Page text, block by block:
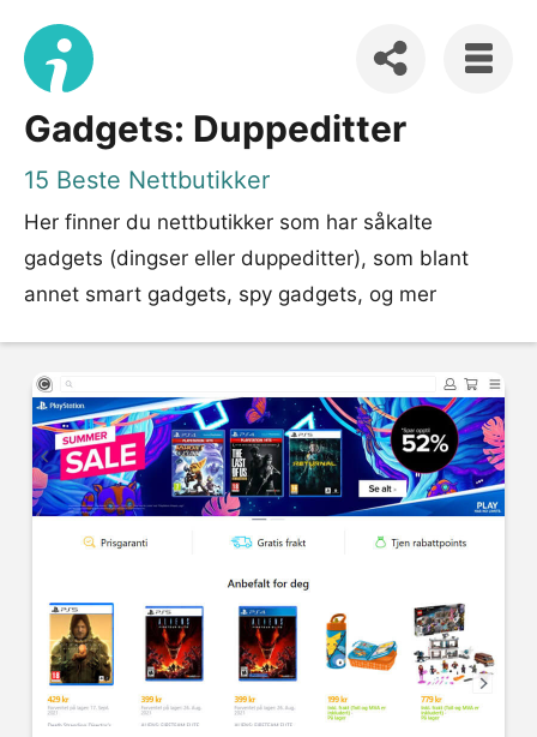
Gadgets: Duppeditter
15 Beste Nettbutikker
Her finner du nettbutikker som har såkalte
gadgets (dingser eller duppeditter), som blant
annet smart gadgets, spy gadgets, og mer